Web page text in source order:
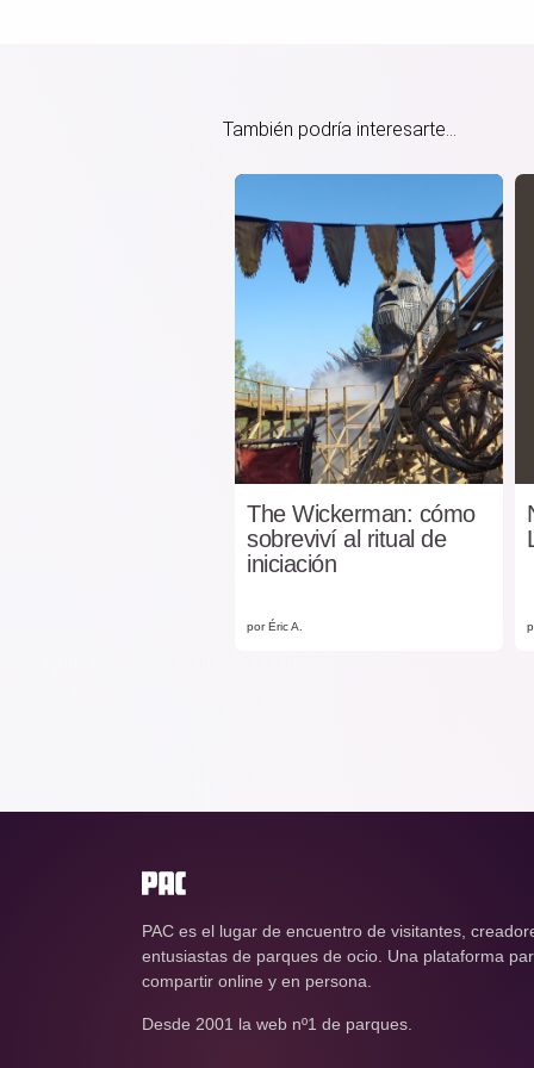
También podría interesarte...
The Wickerman: cómo
sobreviví al ritual de
iniciación
por Éric A.
PAC es el lugar de encuentro de visitantes,
entusiastas de parques de ocio. Una plataforma
compartir online y en persona.
Desde 2001 la web nº1 de parques.